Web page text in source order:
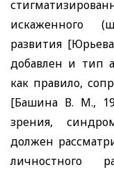
искаженного
развития
добавлен и тип
как правило,
[Башина В. М.,
зрения,
должен
личностного